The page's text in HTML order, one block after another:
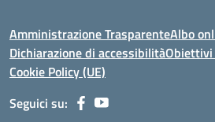
Amministrazione TrasparenteAlbo
Dichiarazione di accessibilità
Cookie Policy (UE)
Seguici su: